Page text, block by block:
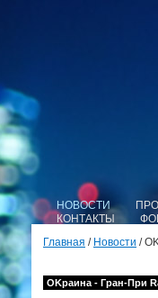
НОВОСТИ
КОНТАКТЫ
Главная / Новости /
ОKраина - Гран-При